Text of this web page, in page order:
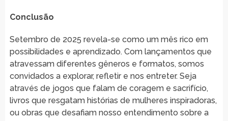
Conclusão
Setembro de 2025 revela-se como um mês rico em
possibilidades e aprendizado. Com lançamentos que
atravessam diferentes gêneros e formatos, somos
convidados a explorar, refletir e nos entreter. Seja
através de jogos que falam de coragem e sacrifício,
livros que resgatam histórias de mulheres inspiradoras,
ou obras que desafiam nosso entendimento sobre a